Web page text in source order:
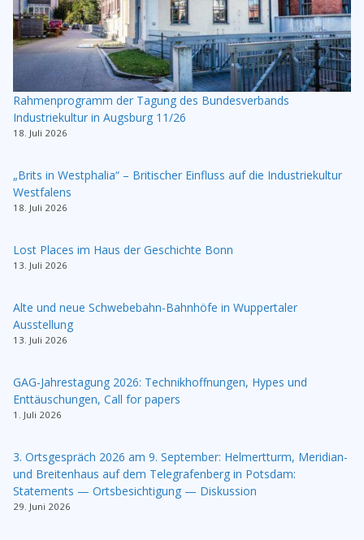
Rahmenprogramm der Tagung des Bundesverbands
Industriekultur in Augsburg 11/26
18. Juli 2026
„Brits in Westphalia“ – Britischer Einfluss auf die Industriekultur
Westfalens
18. Juli 2026
Lost Places im Haus der Geschichte Bonn
13. Juli 2026
Alte und neue Schwebebahn-Bahnhöfe in Wuppertaler
Ausstellung
13. Juli 2026
GAG-Jahrestagung 2026: Technikhoffnungen, Hypes und
Enttäuschungen, Call for papers
1. Juli 2026
3. Ortsgespräch 2026 am 9. September: Helmertturm, Meridian-
und Breitenhaus auf dem Telegrafenberg in Potsdam:
Statements — Ortsbesichtigung — Diskussion
29. Juni 2026